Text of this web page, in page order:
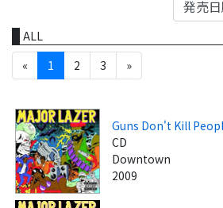
ALL
«
1 2 3 »
Guns Don't Kill
CD
Downtown
2009